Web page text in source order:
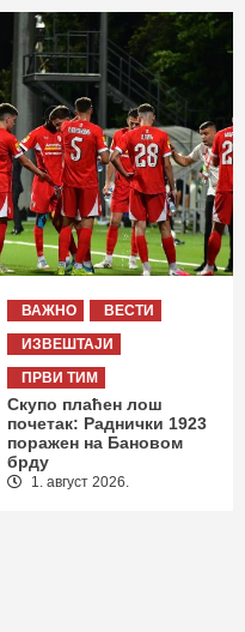
ВАЖНО
ВЕСТИ
ИЗВЕШТАЈИ
ПРВИ ТИМ
Скупо плаћен лош
почетак: Раднички 1923
поражен на Бановом
брду
1. август 2026.